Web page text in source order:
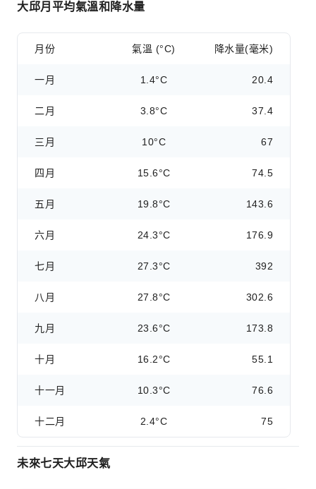
大邱月平均氣溫和降水量
月份 氣溫 (°C) 降水量(毫米)
一月 1.4°C 20.4
二月 3.8°C 37.4
三月 10°C 67
四月 15.6°C 74.5
五月 19.8°C 143.6
六月 24.3°C 176.9
七月 27.3°C 392
八月 27.8°C 302.6
九月 23.6°C 173.8
十月 16.2°C 55.1
十一月 10.3°C 76.6
十二月 2.4°C 75
未來七天大邱天氣